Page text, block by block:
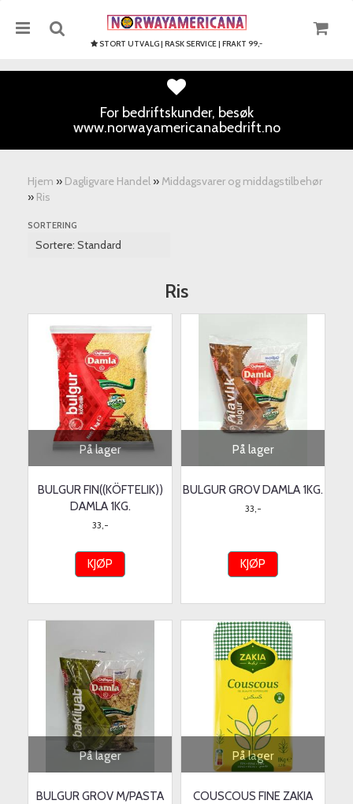
STORT UTVALG | RASK SERVICE | FRAKT 99,-
For bedriftskunder, besøk
www.norwayamericanabedrift.no
Hjem » Dagligvare Handel » Middagsvarer og middagstilbehør
» Ris
SORTERING
Ris
På lager
BULGUR FIN((KÖFTELIK))
DAMLA 1KG.
33,-
KJØP
På lager
BULGUR GROV DAMLA 1KG.
33,-
KJØP
På lager
BULGUR GROV M/PASTA
På lager
COUSCOUS FINE ZAKIA